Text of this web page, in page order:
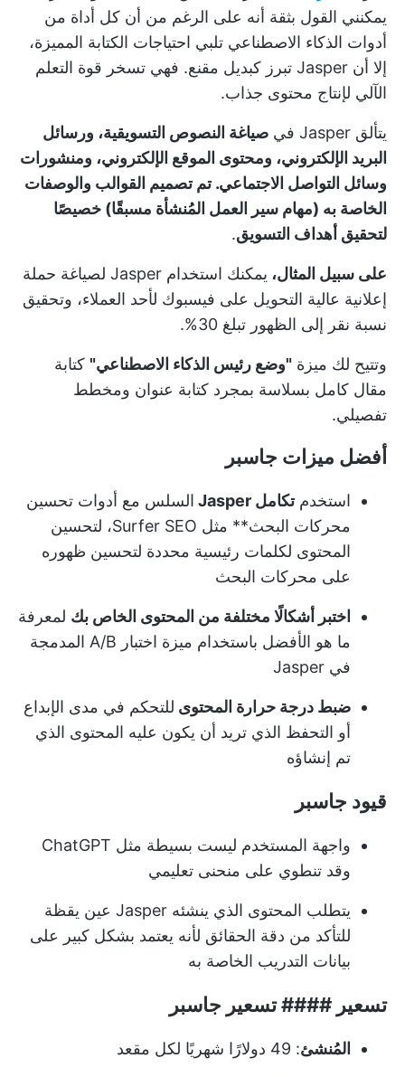
يمكنني القول بثقة أنه على الرغم من أن كل أداة من
أدوات الذكاء الاصطناعي تلبي احتياجات الكتابة المميزة،
إلا أن Jasper تبرز كبديل مقنع. فهي تسخر قوة التعلم
الآلي لإنتاج محتوى جذاب.
يتألق Jasper في
صياغة النصوص التسويقية، ورسائل
البريد الإلكتروني، ومحتوى الموقع الإلكتروني، ومنشورات
وسائل التواصل الاجتماعي. تم تصميم القوالب والوصفات
الخاصة به (مهام سير العمل المُنشأة مسبقًا) خصيصًا
لتحقيق أهداف التسويق.
على سبيل المثال،
يمكنك استخدام Jasper لصياغة حملة
إعلانية عالية التحويل على فيسبوك لأحد العملاء، وتحقيق
نسبة نقر إلى الظهور تبلغ 30%.
وتتيح لك ميزة "وضع رئيس الذكاء الاصطناعي" كتابة
مقال كامل بسلاسة بمجرد كتابة عنوان ومخطط
تفصيلي.
أفضل ميزات جاسبر
استخدمتكامل Jasper
السلس مع أدوات تحسين
محركات البحث** مثل Surfer SEO، لتحسين
المحتوى لكلمات رئيسية محددة لتحسين ظهوره
على محركات البحث
اختبر أشكالًا مختلفة من المحتوى الخاص بك لمعرفة
ما هو الأفضل باستخدام ميزة اختبار A/B المدمجة
في Jasper
ضبط درجة حرارة المحتوى للتحكم في مدى الإبداع
أو التحفظ الذي تريد أن يكون عليه المحتوى الذي
تم إنشاؤه
قيود جاسبر
واجهة المستخدم ليست بسيطة مثل ChatGPT
وقد تنطوي على منحنى تعليمي
يتطلب المحتوى الذي ينشئه Jasper عين يقظة
للتأكد من دقة الحقائق لأنه يعتمد بشكل كبير على
بيانات التدريب الخاصة به
تسعير #### تسعير جاسبر
المُنشئ: 49 دولارًا شهريًا لكل مقعد